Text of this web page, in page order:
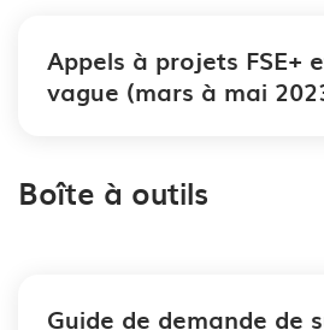
Appels à projets FSE+
vague (mars à mai
Boîte à outils
Guide de demande de